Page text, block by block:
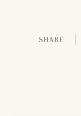
SHARE